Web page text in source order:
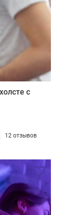
с
12 отзывов